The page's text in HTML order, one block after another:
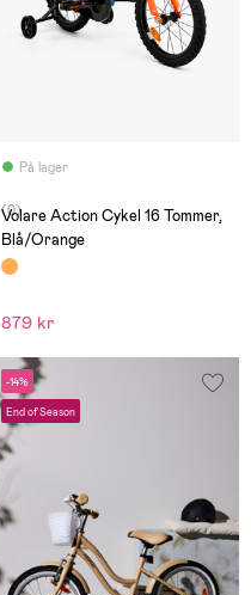
På lager
(0)
Volare Action Cykel 16 Tommer,
Blå/Orange
879 kr
-14%
End of Season